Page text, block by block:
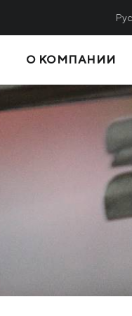
Metinvest
Metinvest
О КОМПАНИИ